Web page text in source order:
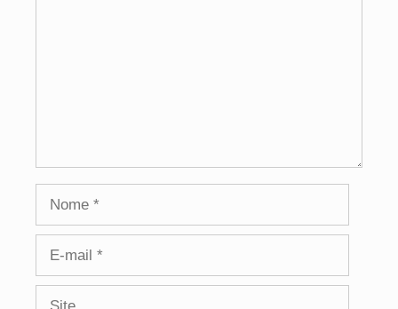
Nome
Site